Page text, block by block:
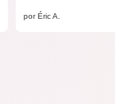
por Éric A.